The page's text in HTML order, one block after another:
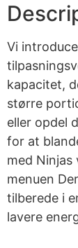
Vi
kapacitet,
større
eller opdel
for at
med Ninjas
menuen
tilberede i
lavere